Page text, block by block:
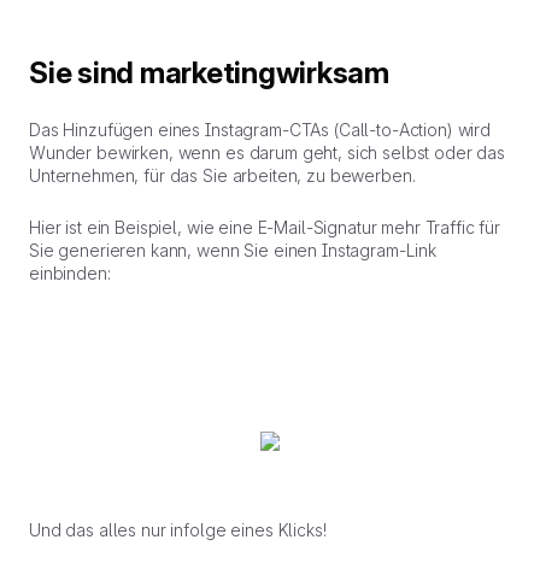
Sie sind marketingwirksam
Das Hinzufügen eines Instagram-CTAs (Call-to-Action) wird
Wunder bewirken, wenn es darum geht, sich selbst oder das
Unternehmen, für das Sie arbeiten, zu bewerben.
Hier ist ein Beispiel, wie eine E-Mail-Signatur mehr Traffic für
Sie generieren kann, wenn Sie einen Instagram-Link
einbinden:
Und das alles nur infolge eines Klicks!